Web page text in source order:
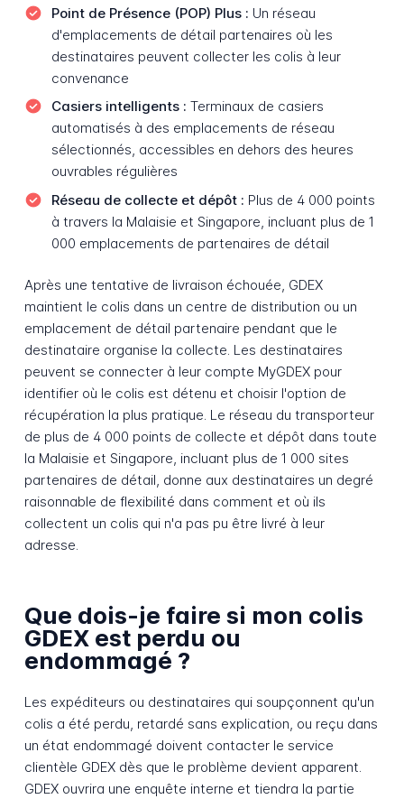
Point de Présence (POP) Plus : Un réseau
d'emplacements de détail partenaires où les
destinataires peuvent collecter les colis à leur
convenance
Casiers intelligents : Terminaux de casiers
automatisés à des emplacements de réseau
sélectionnés, accessibles en dehors des heures
ouvrables régulières
Réseau de collecte et dépôt : Plus de 4 000 points
à travers la Malaisie et Singapore, incluant plus de 1
000 emplacements de partenaires de détail
Après une tentative de livraison échouée, GDEX
maintient le colis dans un centre de distribution ou un
emplacement de détail partenaire pendant que le
destinataire organise la collecte. Les destinataires
peuvent se connecter à leur compte MyGDEX pour
identifier où le colis est détenu et choisir l'option de
récupération la plus pratique. Le réseau du transporteur
de plus de 4 000 points de collecte et dépôt dans toute
la Malaisie et Singapore, incluant plus de 1 000 sites
partenaires de détail, donne aux destinataires un degré
raisonnable de flexibilité dans comment et où ils
collectent un colis qui n'a pas pu être livré à leur
adresse.
Que dois-je faire si mon colis
GDEX est perdu ou
endommagé ?
Les expéditeurs ou destinataires qui soupçonnent qu'un
colis a été perdu, retardé sans explication, ou reçu dans
un état endommagé doivent contacter le service
clientèle GDEX dès que le problème devient apparent.
GDEX ouvrira une enquête interne et tiendra la partie